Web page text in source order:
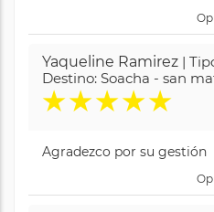
Yaqueline Ramirez |
Destino: Soacha - san
★★★★★
Agradezco por su gestión